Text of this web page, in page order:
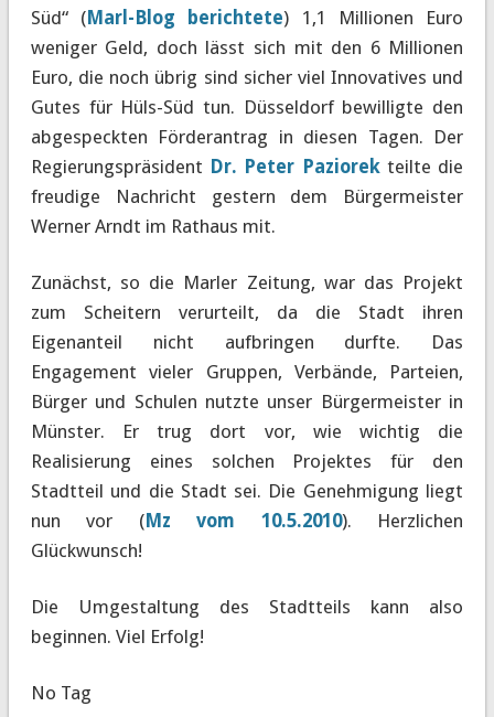
Süd“ (Marl-Blog berichtete) 1,1 Millionen Euro
weniger Geld, doch lässt sich mit den 6 Millionen
Euro, die noch übrig sind sicher viel Innovatives und
Gutes für Hüls-Süd tun. Düsseldorf bewilligte den
abgespeckten Förderantrag in diesen Tagen. Der
Regierungspräsident Dr. Peter Paziorekteilte die
freudige Nachricht gestern dem Bürgermeister
Werner Arndt im Rathaus mit.
Zunächst, so die Marler Zeitung, war das Projekt
zum Scheitern verurteilt, da die Stadt ihren
Eigenanteil nicht aufbringen durfte. Das
Engagement vieler Gruppen, Verbände, Parteien,
Bürger und Schulen nutzte unser Bürgermeister in
Münster. Er trug dort vor, wie wichtig die
Realisierung eines solchen Projektes für den
Stadtteil und die Stadt sei. Die Genehmigung liegt
nun vor (Mz vom 10.5.2010). Herzlichen
Glückwunsch!
Die Umgestaltung des Stadtteils kann also
beginnen. Viel Erfolg!
No Tag